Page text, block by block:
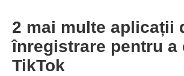
2 mai multe aplicații
înregistrare pentru a
TikTok